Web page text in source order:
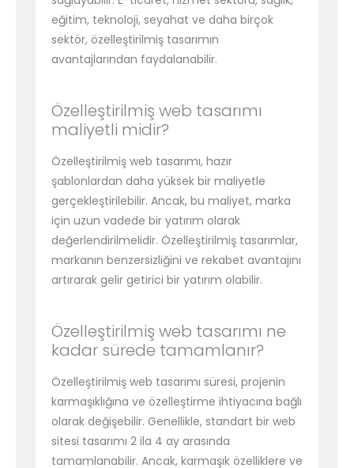
eğitim, teknoloji, seyahat ve daha birçok
sektör, özelleştirilmiş tasarımın
avantajlarından faydalanabilir.
Özelleştirilmiş web tasarımı
maliyetli midir?
Özelleştirilmiş web tasarımı, hazır
şablonlardan daha yüksek bir maliyetle
gerçekleştirilebilir. Ancak, bu maliyet, marka
için uzun vadede bir yatırım olarak
değerlendirilmelidir. Özelleştirilmiş tasarımlar,
markanın benzersizliğini ve rekabet avantajını
artırarak gelir getirici bir yatırım olabilir.
Özelleştirilmiş web tasarımı ne
kadar sürede tamamlanır?
Özelleştirilmiş web tasarımı süresi, projenin
karmaşıklığına ve özelleştirme ihtiyacına bağlı
olarak değişebilir. Genellikle, standart bir web
sitesi tasarımı 2 ila 4 ay arasında
tamamlanabilir. Ancak, karmaşık özelliklere ve